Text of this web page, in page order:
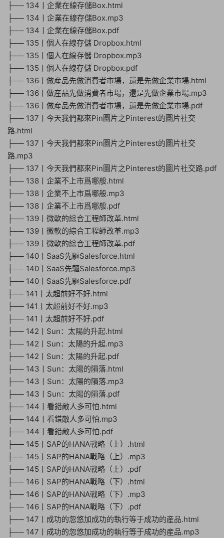
├── 134丨企業在線存儲Box.html
├── 134丨企業在線存儲Box.mp3
├── 134丨企業在線存儲Box.pdf
├── 135丨個人在線存儲 Dropbox.html
├── 135丨個人在線存儲 Dropbox.mp3
├── 135丨個人在線存儲 Dropbox.pdf
├── 136丨做産品先做消費者市場，還是先做企業市場.html
├── 136丨做産品先做消費者市場，還是先做企業市場.mp3
├── 136丨做産品先做消費者市場，還是先做企業市場.pdf
├── 137丨今天我們都來Pin圖片之Pinterest的圖片社交
路.html
├── 137丨今天我們都來Pin圖片之Pinterest的圖片社交
路.mp3
├── 137丨今天我們都來Pin圖片之Pinterest的圖片社交路.pdf
├── 138丨企業不上市爲哪般.html
├── 138丨企業不上市爲哪般.mp3
├── 138丨企業不上市爲哪般.pdf
├── 139丨微軟的綜合工程師改革.html
├── 139丨微軟的綜合工程師改革.mp3
├── 139丨微軟的綜合工程師改革.pdf
├── 140丨SaaS先驅Salesforce.html
├── 140丨SaaS先驅Salesforce.mp3
├── 140丨SaaS先驅Salesforce.pdf
├── 141丨太超前好不好.html
├── 141丨太超前好不好.mp3
├── 141丨太超前好不好.pdf
├── 142丨Sun：太陽的升起.html
├── 142丨Sun：太陽的升起.mp3
├── 142丨Sun：太陽的升起.pdf
├── 143丨Sun：太陽的隕落.html
├── 143丨Sun：太陽的隕落.mp3
├── 143丨Sun：太陽的隕落.pdf
├── 144丨看錯敵人多可怕.html
├── 144丨看錯敵人多可怕.mp3
├── 144丨看錯敵人多可怕.pdf
├── 145丨SAP的HANA戰略（上）.html
├── 145丨SAP的HANA戰略（上）.mp3
├── 145丨SAP的HANA戰略（上）.pdf
├── 146丨SAP的HANA戰略（下）.html
├── 146丨SAP的HANA戰略（下）.mp3
├── 146丨SAP的HANA戰略（下）.pdf
├── 147丨成功的忽悠加成功的執行等于成功的産品.html
├── 147丨成功的忽悠加成功的執行等于成功的産品.mp3